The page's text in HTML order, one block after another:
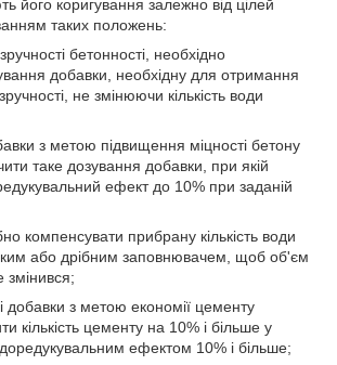
його коригування залежно від цілей
таких положень:
бетонності, необхідно
добавки, необхідну для отримання
не змінюючи кількість води
з метою підвищення міцності бетону
таке дозування добавки, при якій
ефект до 10% при заданій
компенсувати прибрану кількість води
або дрібним заповнювачем, щоб об'єм
змінився;
добавки з метою економії цементу
кількість цементу на 10% і більше у
ефектом 10% і більше;